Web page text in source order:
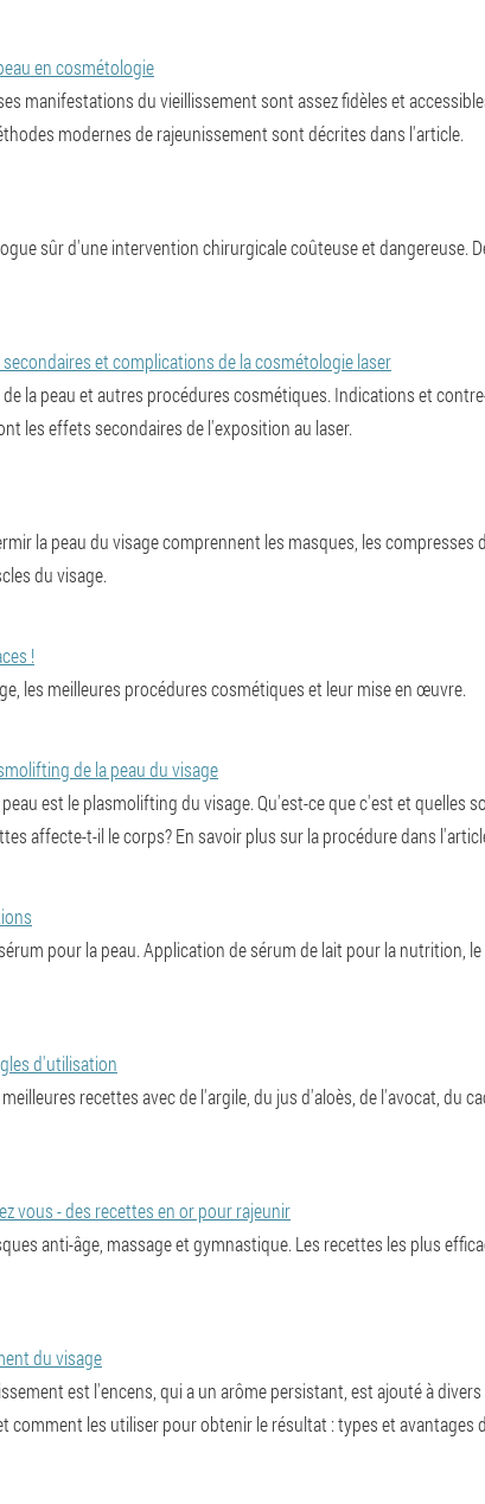
en cosmétologie
manifestations du vieillissement sont assez fidèles et
modernes de rajeunissement sont décrites dans l'article.
sûr d'une intervention chirurgicale coûteuse et dangereuse.
et complications de la cosmétologie laser
la peau et autres procédures cosmétiques. Indications et
les effets secondaires de l'exposition au laser.
la peau du visage comprennent les masques, les compresses
du visage.
!
les meilleures procédures cosmétiques et leur mise en œuvre.
de la peau du visage
est le plasmolifting du visage. Qu'est-ce que c'est et quelles
affecte-t-il le corps? En savoir plus sur la procédure dans
pour la peau. Application de sérum de lait pour la nutrition,
d'utilisation
recettes avec de l'argile, du jus d'aloès, de l'avocat, du
vous - des recettes en or pour rajeunir
anti-âge, massage et gymnastique. Les recettes les plus
du visage
est l'encens, qui a un arôme persistant, est ajouté à
comment les utiliser pour obtenir le résultat : types et avantages